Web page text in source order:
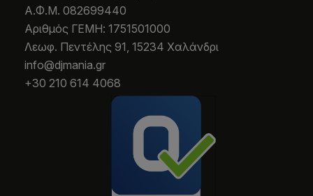
Α.Φ.Μ. 082699440
Aριθμός ΓΕΜΗ: 1751501000
Λεωφ. Πεντέλης 91, 15234 Χαλάνδρι
info@djmania.gr
+30 210 614 4068